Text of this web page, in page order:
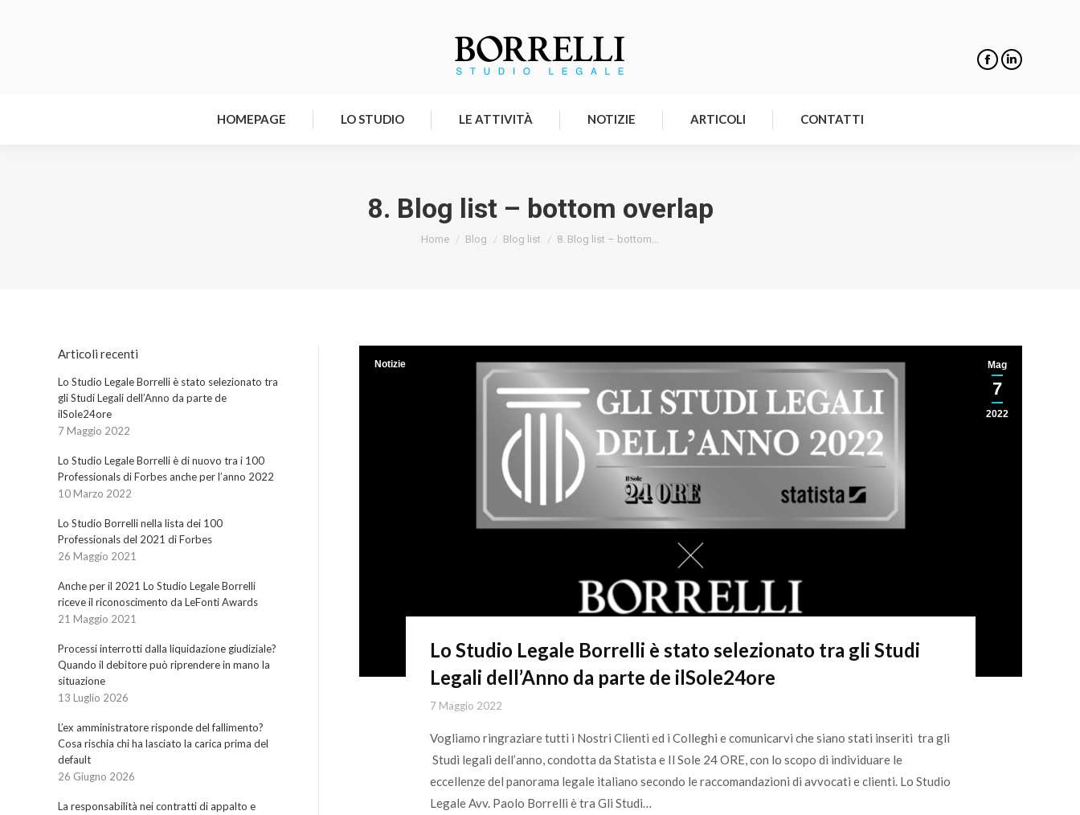
HOMEPAGE LO STUDIO LE ATTIVITÀ NOTIZIE ARTICOLI CONTATTI
8. Blog list – bottom overlap
Tu sei qui:
Home Blog Blog list 8. Blog list – bottom…
Mag
7
2022
Notizie
Lo Studio Legale Borrelli è stato selezionato tra gli Studi
Legali dell’Anno da parte de ilSole24ore
7 Maggio 2022
Vogliamo ringraziare tutti i Nostri Clienti ed i Colleghi e comunicarvi che siano stati inseriti tra gli
Studi legali dell’anno, condotta da Statista e Il Sole 24 ORE, con lo scopo di individuare le
eccellenze del panorama legale italiano secondo le raccomandazioni di avvocati e clienti. Lo Studio
Legale Avv. Paolo Borrelli è tra Gli Studi…
Articoli recenti
Lo Studio Legale Borrelli è stato selezionato tra
gli Studi Legali dell’Anno da parte de
ilSole24ore
7 Maggio 2022
Lo Studio Legale Borrelli è di nuovo tra i 100
Professionals di Forbes anche per l’anno 2022
10 Marzo 2022
Lo Studio Borrelli nella lista dei 100
Professionals del 2021 di Forbes
26 Maggio 2021
Anche per il 2021 Lo Studio Legale Borrelli
riceve il riconoscimento da LeFonti Awards
21 Maggio 2021
Processi interrotti dalla liquidazione giudiziale?
Quando il debitore può riprendere in mano la
situazione
13 Luglio 2026
L’ex amministratore risponde del fallimento?
Cosa rischia chi ha lasciato la carica prima del
default
26 Giugno 2026
La responsabilità nei contratti di appalto e
LO STUDIO LE ATTIVITÀ